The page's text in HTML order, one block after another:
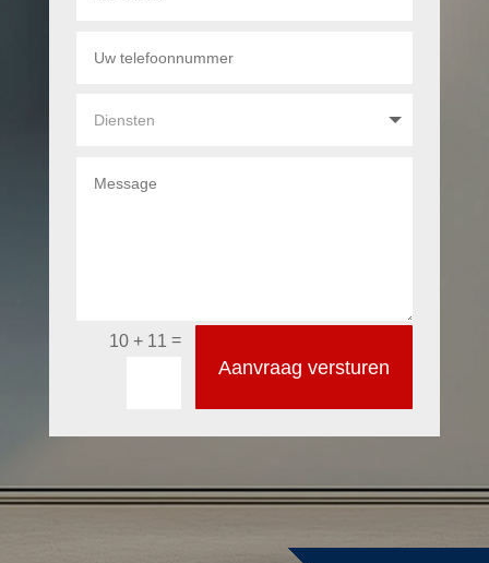
10 + 11 =
Aanvraag versturen